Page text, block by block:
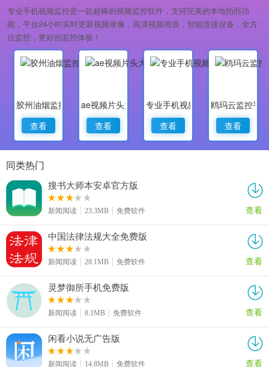
专业手机视频监控是一款超棒的视频监控软件，支持完美的本地拍照功
能，平台24小时实时更新视频录像，高清视频画质，智能连接设备，全方
位监控，更好的监控体验！
胶州油烟监控
查看
ae视频片头大师
查看
专业手机视频监控
查看
鸥玛云监控平
查看
同类热门
搜书大师本安卓官方版
新闻阅读 23.3MB 免费软件 查看
中国法律法规大全免费版
新闻阅读 28.1MB 免费软件 查看
灵梦御所手机免费版
新闻阅读 8.1MB 免费软件 查看
闲看小说无广告版
新闻阅读 14.8MB 免费软件 查看